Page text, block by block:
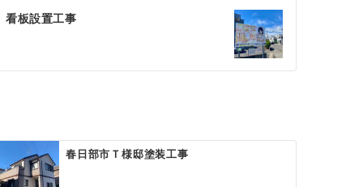
看板設置工事
春日部市Ｔ様邸塗装工事